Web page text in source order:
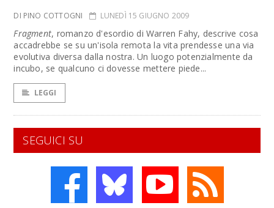
DI PINO COTTOGNI LUNEDÌ 15 GIUGNO 2009
Fragment, romanzo d'esordio di Warren Fahy, descrive cosa
accadrebbe se su un'isola remota la vita prendesse una via
evolutiva diversa dalla nostra. Un luogo potenzialmente da
incubo, se qualcuno ci dovesse mettere piede...
LEGGI
SEGUICI SU